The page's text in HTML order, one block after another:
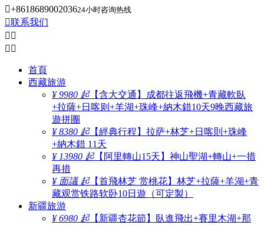
+861868900203624小时咨询热线
联系我们
 
 
首頁
西藏旅游
¥ 9980 起【含大交通】成都往返飛機+青藏軟臥
+拉薩+日喀则+羊湖+珠峰+納木錯10天9晚西藏旅
遊拼團
¥ 8380 起【經典行程】拉萨+林芝+日喀則+珠峰
+納木錯 11天
¥ 13980 起【阿里轉山15天】神山聖湖+轉山+一措
再措
¥ 面議 起【首飛林芝 赏桃花】林芝+拉薩+羊湖+青
藏观赏铁路软卧10日遊（可定製）
新疆旅游
¥ 6980 起【新疆杏花節】臥進飛出+賽里木湖+那